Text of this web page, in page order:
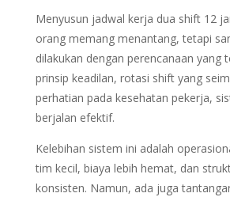
Menyusun jadwal kerja dua shift 12
orang memang menantang, tetapi
dilakukan dengan perencanaan yang
prinsip keadilan, rotasi shift yang
perhatian pada kesehatan pekerja,
berjalan efektif.
Kelebihan sistem ini adalah
tim kecil, biaya lebih hemat, dan
konsisten. Namun, ada juga